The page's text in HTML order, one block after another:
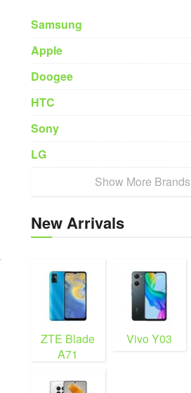
Samsung
Apple
Doogee
HTC
Sony
LG
Show More Brands
New Arrivals
ZTE Blade
A71
Vivo Y03